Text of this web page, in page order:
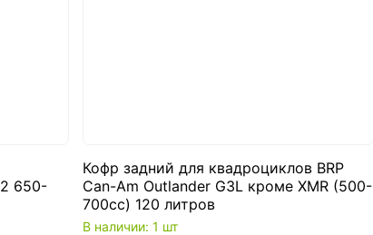
650-
Кофр задний для квадроциклов BRP
Can-Am Outlander G3L кроме XMR (500-
700cc) 120 литров
В наличии: 1 шт